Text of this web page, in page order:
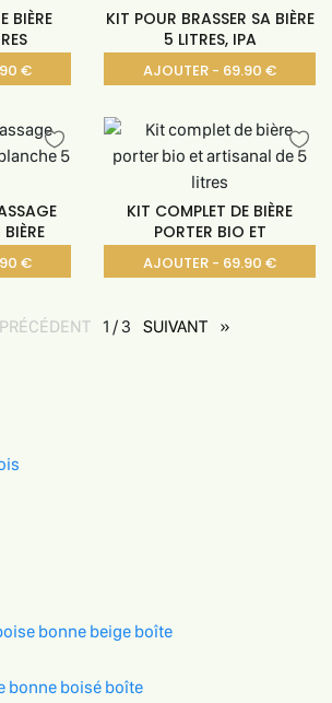
BIÈRE
€
KIT POUR BRASSER SA BIÈRE
5 LITRES, IPA
AJOUTER - 69.90 €
€
KIT COMPLET DE BIÈRE
PORTER BIO ET
AJOUTER - 69.90 €
PRÉCÉDENT page
1 / 3 SUIVANT page
bonne beige boîte
bonne boisé boîte